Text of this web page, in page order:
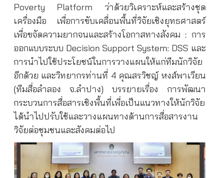
Poverty Platform ว่าด้วยวิเคราะห์และสร้างชุด
เครื่องมือ เพื่อการขับเคลื่อนพื้นที่วิจัยเชิงยุทธศาสตร์
เพื่อขจัดความยากจนและสร้างโอกาสทางสังคม : การ
ออกแบบระบบ Decision Support System: DSS และ
การนำไปใช้ประโยชน์ในการวางแผนให้แก่ทีมนักวิจัย
อีกด้วย และวิทยากรท่านที่ 4 คุณสรวิชญ์ หงส์พาเวียน
(ทีมสื่อลำลอง จ.ลำปาง) บรรยายเรื่อง การพัฒนา
กระบวนการสื่อสารเชิงพื้นที่เพื่อเป็นแนวทางให้นักวิจัย
ได้นำไปปรับใช้และวางแผนทางด้านการสื่อสารงาน
วิจัยต่อชุมชนและสังคมต่อไป